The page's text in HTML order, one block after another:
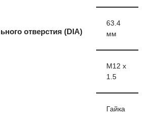
отверстия (DIA)
63.4
мм
M12 x
1.5
Гайка